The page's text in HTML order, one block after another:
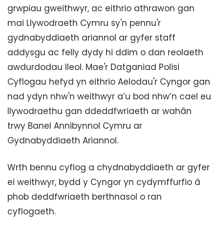
grwpiau gweithwyr, ac eithrio athrawon gan
mai Llywodraeth Cymru sy'n pennu'r
gydnabyddiaeth ariannol ar gyfer staff
addysgu ac felly dydy hi ddim o dan reolaeth
awdurdodau lleol. Mae'r Datganiad Polisi
Cyflogau hefyd yn eithrio Aelodau'r Cyngor gan
nad ydyn nhw'n weithwyr a’u bod nhw’n cael eu
llywodraethu gan ddeddfwriaeth ar wahân
trwy Banel Annibynnol Cymru ar
Gydnabyddiaeth Ariannol.
Wrth bennu cyflog a chydnabyddiaeth ar gyfer
ei weithwyr, bydd y Cyngor yn cydymffurfio â
phob deddfwriaeth berthnasol o ran
cyflogaeth.